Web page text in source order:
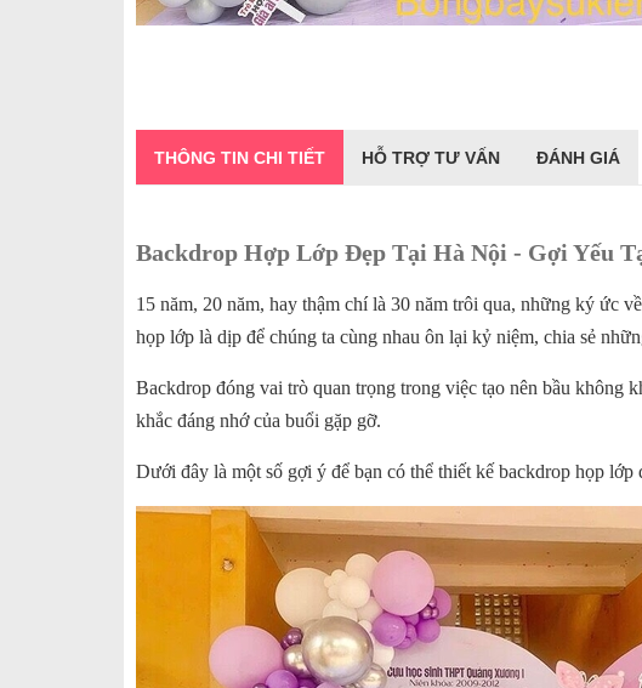
THÔNG TIN CHI TIẾT HỖ TRỢ TƯ VẤN ĐÁNH GIÁ
Backdrop Hợp Lớp Đẹp Tại Hà Nội - Gợi Yếu
15 năm, 20 năm, hay thậm chí là 30 năm trôi qua, những ký ức
họp lớp là dịp để chúng ta cùng nhau ôn lại kỷ niệm, chia sẻ
Backdrop đóng vai trò quan trọng trong việc tạo nên bầu không
khắc đáng nhớ của buổi gặp gỡ.
Dưới đây là một số gợi ý để bạn có thể thiết kế backdrop họp lớp